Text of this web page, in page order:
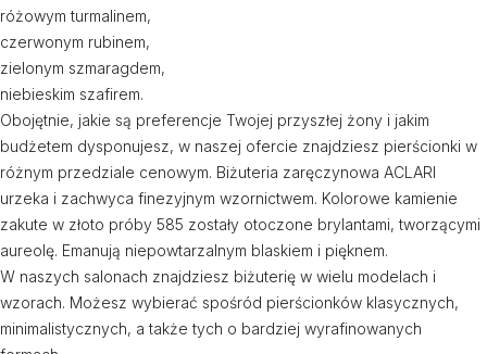
różowym turmalinem,
czerwonym rubinem,
zielonym szmaragdem,
niebieskim szafirem.
Obojętnie, jakie są preferencje Twojej przyszłej żony i jakim
budżetem dysponujesz, w naszej ofercie znajdziesz pierścionki w
różnym przedziale cenowym. Biżuteria zaręczynowa ACLARI
urzeka i zachwyca finezyjnym wzornictwem. Kolorowe kamienie
zakute w złoto próby 585 zostały otoczone brylantami, tworzącymi
aureolę. Emanują niepowtarzalnym blaskiem i pięknem.
W naszych salonach znajdziesz biżuterię w wielu modelach i
wzorach. Możesz wybierać spośród pierścionków klasycznych,
minimalistycznych, a także tych o bardziej wyrafinowanych